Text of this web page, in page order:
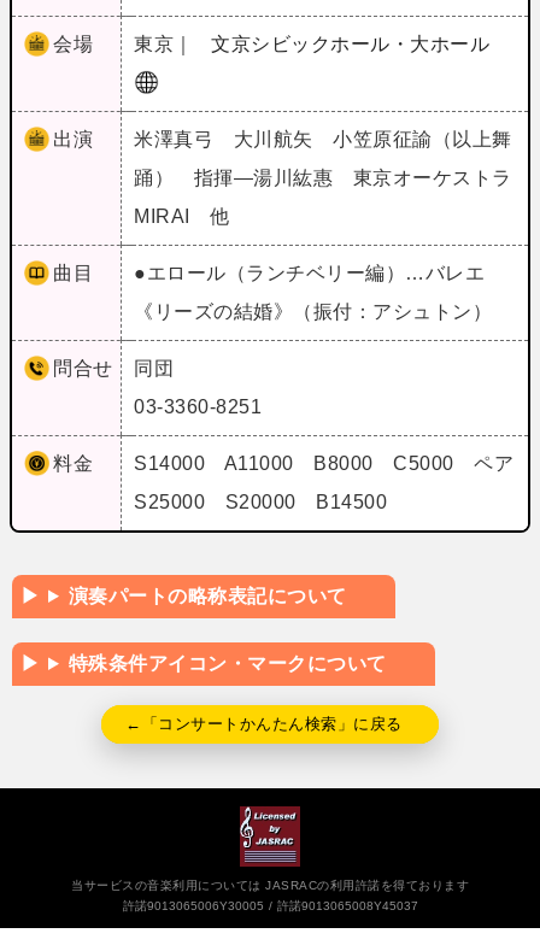
会場 東京｜ 文京シビックホール・大ホール
出演
米澤真弓 大川航矢 小笠原征諭（以上舞
踊） 指揮―湯川紘惠 東京オーケストラ
MIRAI 他
曲目
●エロール（ランチベリー編）…バレエ
《リーズの結婚》（振付：アシュトン）
問合せ
同団
03-3360-8251
料金
S14000 A11000 B8000 C5000 ペア
S25000 S20000 B14500
演奏パートの略称表記について
特殊条件アイコン・マークについて
←「コンサートかんたん検索」に戻る
当サービスの音楽利用については JASRACの利用許諾を得ております
許諾9013065006Y30005
許諾9013065008Y45037